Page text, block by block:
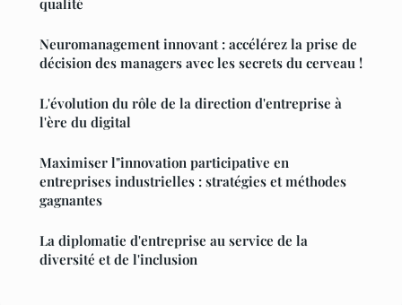
qualité
Neuromanagement innovant : accélérez la prise de
décision des managers avec les secrets du cerveau !
L'évolution du rôle de la direction d'entreprise à
l'ère du digital
Maximiser l"innovation participative en
entreprises industrielles : stratégies et méthodes
gagnantes
La diplomatie d'entreprise au service de la
diversité et de l'inclusion